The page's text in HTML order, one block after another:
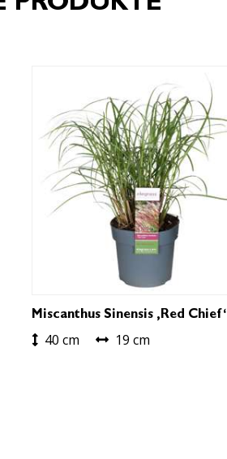
Miscanthus Sinensis ‚Red Chief‘
40 cm 19 cm